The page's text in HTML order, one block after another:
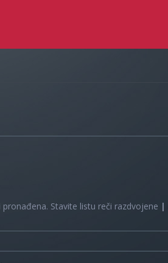
Stavite listu reči razdvojene |